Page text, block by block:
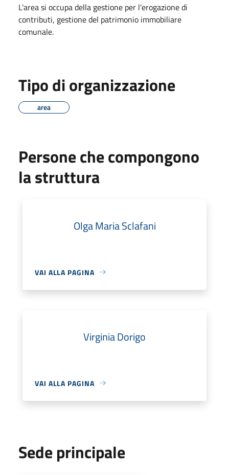
L'area si occupa della gestione per l'erogazione di
contributi, gestione del patrimonio immobiliare
comunale.
Tipo di organizzazione
area
Persone che compongono
la struttura
Olga Maria Sclafani
VAI ALLA PAGINA
Virginia Dorigo
VAI ALLA PAGINA
Sede principale